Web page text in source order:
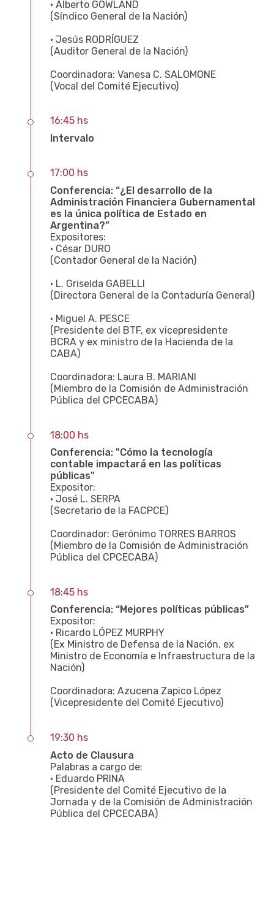
• Alberto GOWLAND
(Síndico General de la Nación)
• Jesús RODRÍGUEZ
(Auditor General de la Nación)
Coordinadora: Vanesa C. SALOMONE
(Vocal del Comité Ejecutivo)
16:45 hs
Intervalo
17:00 hs
Conferencia: “¿El desarrollo de la
Administración Financiera Gubernamental
es la única política de Estado en
Argentina?”
Expositores:
• César DURO
(Contador General de la Nación)
• L. Griselda GABELLI
(Directora General de la Contaduría General)
• Miguel A. PESCE
(Presidente del BTF, ex vicepresidente
BCRA y ex ministro de la Hacienda de la
CABA)
Coordinadora: Laura B. MARIANI
(Miembro de la Comisión de Administración
Pública del CPCECABA)
18:00 hs
Conferencia: "Cómo la tecnología
contable impactará en las políticas
públicas"
Expositor:
• José L. SERPA
(Secretario de la FACPCE)
Coordinador: Gerónimo TORRES BARROS
(Miembro de la Comisión de Administración
Pública del CPCECABA)
18:45 hs
Conferencia: “Mejores políticas públicas”
Expositor:
• Ricardo LÓPEZ MURPHY
(Ex Ministro de Defensa de la Nación, ex
Ministro de Economía e Infraestructura de la
Nación)
Coordinadora: Azucena Zapico López
(Vicepresidente del Comité Ejecutivo)
19:30 hs
Acto de Clausura
Palabras a cargo de:
• Eduardo PRINA
(Presidente del Comité Ejecutivo de la
Jornada y de la Comisión de Administración
Pública del CPCECABA)